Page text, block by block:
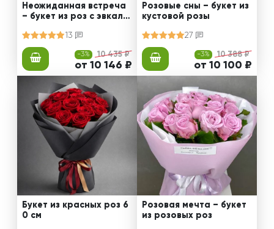
Неожиданная встреча
– букет из роз с эвкали
13
-3% 10 435 ₽
от 10 146 ₽
Розовые сны – букет из
кустовой розы
27
-3% 10 388 ₽
от 10 100 ₽
Букет из красных роз 6
0 см
Розовая мечта – букет
из розовых роз